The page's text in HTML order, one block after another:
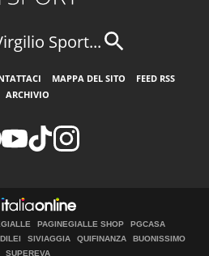
Sport...
MAPPA DEL SITO
FEED RSS
ARCHIVIO
PAGINEGIALLE SHOP
PGCASA
DILEI SIVIAGGIA QUIFINANZA
BUONISSIMO
SUPEREVA